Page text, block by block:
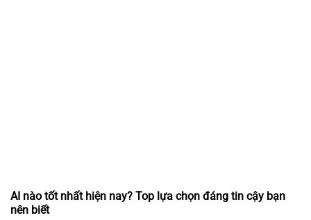
AI nào tốt nhất hiện nay? Top lựa chọn đáng tin cậy bạn
nên biết